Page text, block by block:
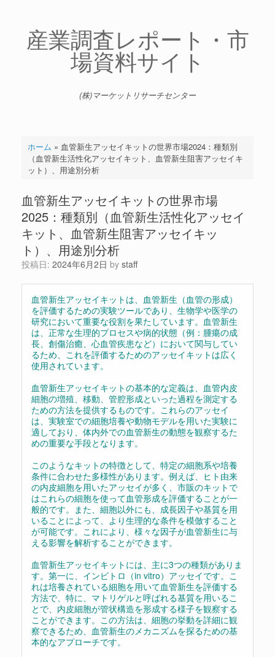
産業調査レポート・市
場資料サイト
(株)マーケットリサーチセンター
ホーム » 血管新生アッセイキットの世界市場2024：種類別
（血管新生活性化アッセイキット、血管新生阻害アッセイキ
ット）、用途別分析
血管新生アッセイキットの世界市場
2025：種類別（血管新生活性化アッセイ
キット、血管新生阻害アッセイキッ
ト）、用途別分析
投稿日: 2024年6月2日 by staff
血管新生アッセイキットは、血管新生（血管の形成）
を評価するための実験ツールであり、生物学や医学の
研究において重要な役割を果たしています。血管新生
は、正常な生理的プロセスや病的状態（例：腫瘍の成
長、創傷治癒、心血管疾患など）において関与してい
るため、これを評価するためのアッセイキットは広く
使用されています。
血管新生アッセイキットの基本的な定義は、血管内皮
細胞の増殖、移動、管腔形成といった過程を測定する
ための方法を提供するものです。これらのアッセイ
は、実験室での細胞培養や動物モデルを用いた実験に
適しており、体内外での血管新生の動態を観察するた
めの重要な手段となります。
このようなキットの特徴として、特定の細胞系や培養
条件に合わせた多様性があります。例えば、ヒト由来
の内皮細胞を用いたアッセイが多く、市販のキットで
はこれらの細胞を使って血管形成を評価することが一
般的です。また、細胞以外にも、成長因子や基質を用
いることによって、より生理的な条件を模倣すること
が可能です。これにより、様々な因子が血管新生に与
える影響を解析することができます。
血管新生アッセイキットには、主に3つの種類がありま
す。第一に、インビトロ（in vitro）アッセイです。こ
れは培養されている細胞を用いて血管新生を評価する
方法で、特に、マトリゲルと呼ばれる基質を用いるこ
とで、内皮細胞が管状構造を形成する様子を観察する
ことができます。この方法は、細胞の挙動を詳細に観
察できるため、血管新生のメカニズムを探るための基
本的なアプローチです。